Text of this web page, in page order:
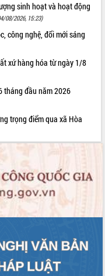
sinh hoạt và hoạt động
08/2026, 15:23)
công nghệ, đổi mới sáng
xứ hàng hóa từ ngày 1/8
tháng đầu năm 2026
trọng điểm qua xã Hòa